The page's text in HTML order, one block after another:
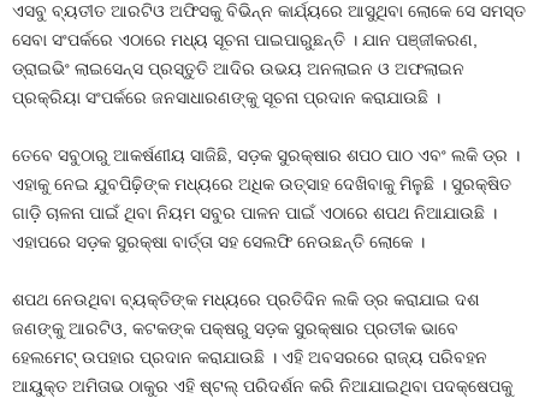
ଏସବୁ ବ୍ୟତୀତ ଆରଟିଓ ଅଫିସକୁ ବିଭିନ୍ନ କାର୍ଯ୍ୟରେ ଆସୁଥିବା ଲୋକେ ସେ ସମସ୍ତ
ସେବା ସଂପର୍କରେ ଏଠାରେ ମଧ୍ୟ ସୂଚନା ପାଇପାରୁଛନ୍ତି । ଯାନ ପଞ୍ଜୀକରଣ,
ଡ୍ରାଇଭିଂ ଲାଇସେନ୍ସ ପ୍ରସ୍ତୁତି ଆଦିର ଉଭୟ ଅନଲାଇନ ଓ ଅଫଲାଇନ
ପ୍ରକ୍ରିୟା ସଂପର୍କରେ ଜନସାଧାରଣଙ୍କୁ ସୂଚନା ପ୍ରଦାନ କରାଯାଉଛି ।
ତେବେ ସବୁଠାରୁ ଆକର୍ଷଣୀୟ ସାଜିଛି, ସଡ଼କ ସୁରକ୍ଷାର ଶପଠ ପାଠ ଏବଂ ଲକି ଡ୍ର ।
ଏହାକୁ ନେଇ ଯୁବପିଢ଼ିଙ୍କ ମଧ୍ୟରେ ଅଧିକ ଉତ୍ସାହ ଦେଖିବାକୁ ମିଳୁଛି । ସୁରକ୍ଷିତ
ଗାଡ଼ି ଚାଳନା ପାଇଁ ଥିବା ନିୟମ ସବୁର ପାଳନ ପାଇଁ ଏଠାରେ ଶପଥ ନିଆଯାଉଛି ।
ଏହାପରେ ସଡ଼କ ସୁରକ୍ଷା ବାର୍ତ୍ତା ସହ ସେଲଫି ନେଉଛନ୍ତି ଲୋକେ ।
ଶପଥ ନେଉଥିବା ବ୍ୟକ୍ତିଙ୍କ ମଧ୍ୟରେ ପ୍ରତିଦିନ ଲକି ଡ୍ର କରାଯାଇ ଦଶ
ଜଣଙ୍କୁ ଆରଟିଓ, କଟକଙ୍କ ପକ୍ଷରୁ ସଡ଼କ ସୁରକ୍ଷାର ପ୍ରତୀକ ଭାବେ
ହେଲମେଟ୍ ଉପହାର ପ୍ରଦାନ କରାଯାଉଛି । ଏହି ଅବସରରେ ରାଜ୍ୟ ପରିବହନ
ଆୟୁକ୍ତ ଅମିତାଭ ଠାକୁର ଏହି ଷ୍ଟଲ୍ ପରିଦର୍ଶନ କରି ନିଆଯାଇଥିବା ପଦକ୍ଷେପକୁ